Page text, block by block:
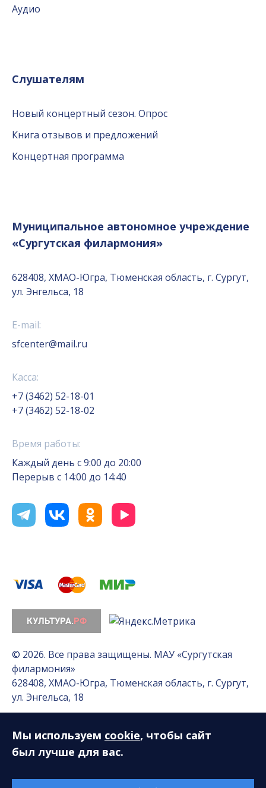
Аудио
Слушателям
Новый концертный сезон. Опрос
Книга отзывов и предложений
Концертная программа
Муниципальное автономное учреждение
«Сургутская филармония»
628408, ХМАО-Югра, Тюменская область, г. Сургут,
ул. Энгельса, 18
E-mail:
sfcenter@mail.ru
Касса:
+7 (3462) 52-18-01
+7 (3462) 52-18-02
Время работы:
Каждый день с 9:00 до 20:00
Перерыв с 14:00 до 14:40
© 2026. Все права защищены. МАУ «Сургутская
филармония»
628408, ХМАО-Югра, Тюменская область, г. Сургут,
ул. Энгельса, 18
Разработка сайта — Интернет-лаборатория
«Делиссимо»
Мы используем cookie, чтобы сайт
был лучше для вас.